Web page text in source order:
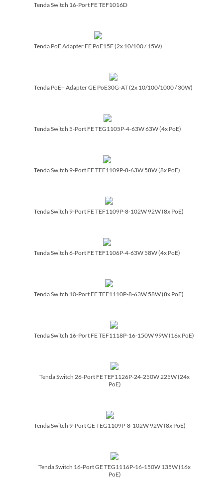
Tenda Switch 16-Port FE TEF1016D
Tenda PoE Adapter FE PoE15F (2x 10/­100 /­ 15W)
Tenda PoE+ Adapter GE PoE30G-AT (2x 10/­100/­1000 /­ 30W)
Tenda Switch 5-Port FE TEG1105P-4-63W 63W (4x PoE)
Tenda Switch 9-Port FE TEF1109P-8-63W 58W (8x PoE)
Tenda Switch 9-Port FE TEF1109P-8-102W 92W (8x PoE)
Tenda Switch 6-Port FE TEF1106P-4-63W 58W (4x PoE)
Tenda Switch 10-Port FE TEF1110P-8-63W 58W (8x PoE)
Tenda Switch 16-Port FE TEF1118P-16-150W 99W (16x PoE)
Tenda Switch 26-Port FE TEF1126P-24-250W 225W (24x
PoE)
Tenda Switch 9-Port GE TEG1109P-8-102W 92W (8x PoE)
Tenda Switch 16-Port GE TEG1116P-16-150W 135W (16x
PoE)